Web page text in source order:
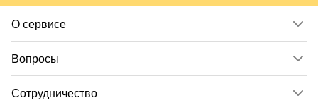
О сервисе
Вопросы
Сотрудничество